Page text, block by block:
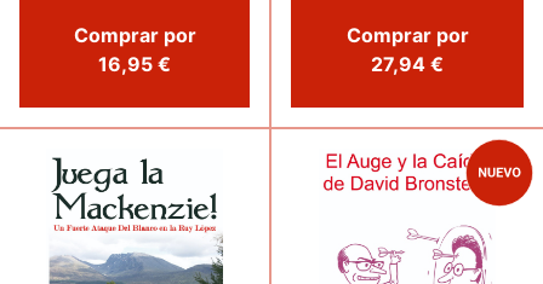
Comprar por
16,95 €
Comprar por
27,94 €